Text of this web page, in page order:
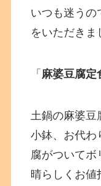
いつも迷うの
をいただきま
「 麻婆豆腐定
土鍋の麻婆豆
小鉢、お代わ
腐がついて
晴らしくお値